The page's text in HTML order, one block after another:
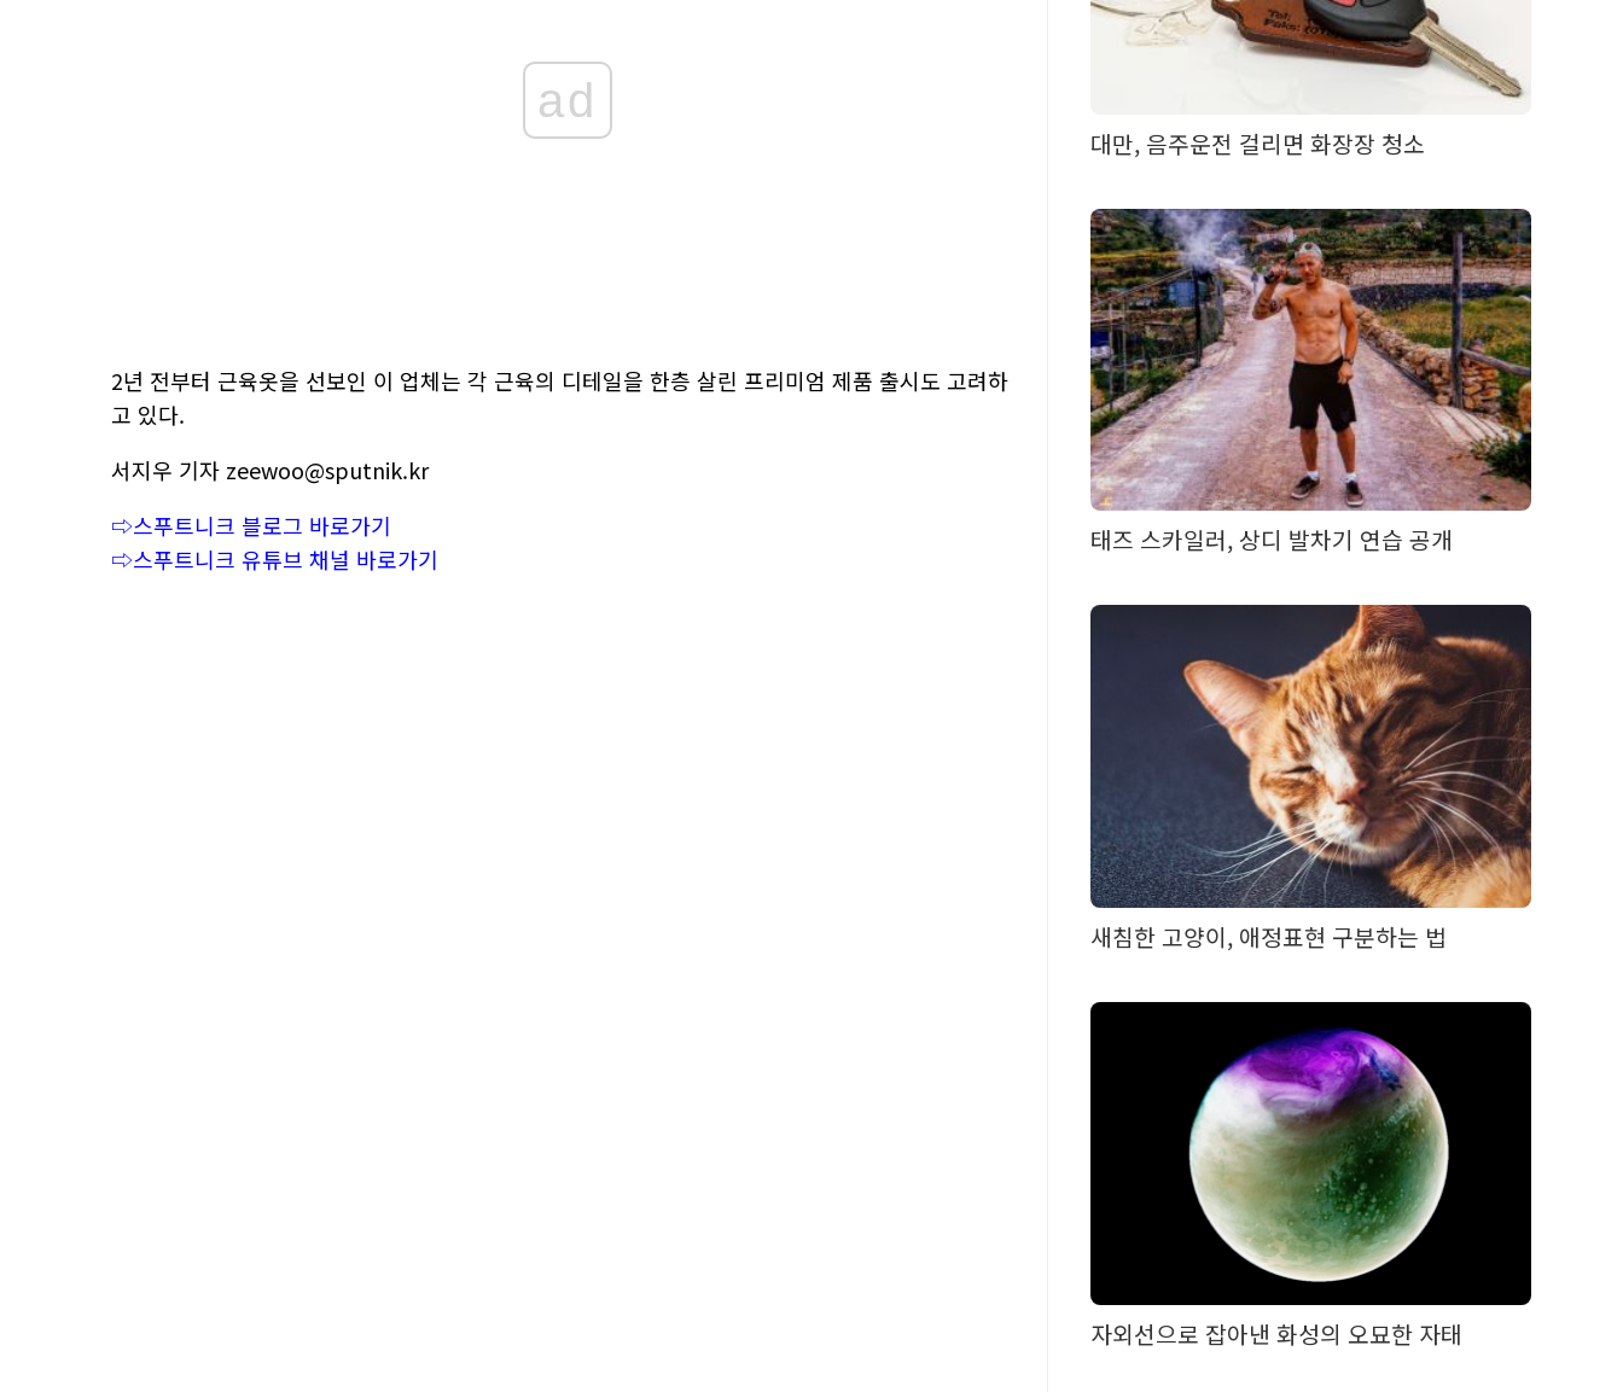
ad
2년 전부터 근육옷을 선보인 이 업체는 각 근육의 디테일을 한층 살린 프리미엄 제품 출시도 고려하
고 있다.
서지우 기자 zeewoo@sputnik.kr
⇨스푸트니크 블로그 바로가기
⇨스푸트니크 유튜브 채널 바로가기
대만, 음주운전 걸리면 화장장 청소
태즈 스카일러, 상디 발차기 연습 공개
새침한 고양이, 애정표현 구분하는 법
자외선으로 잡아낸 화성의 오묘한 자태